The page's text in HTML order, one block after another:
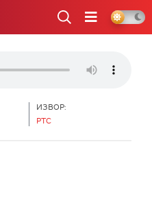
ИЗВОР:
РТС